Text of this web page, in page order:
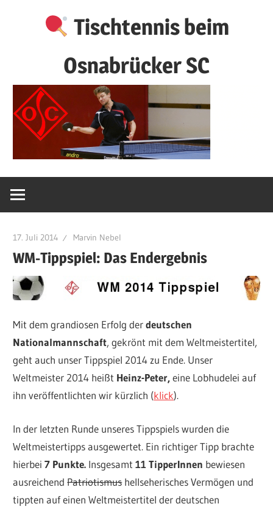
Tischtennis beim
Osnabrücker SC
17. Juli 2014 Marvin Nebel
WM-Tippspiel: Das Endergebnis
Mit dem grandiosen Erfolg derdeutschen
Nationalmannschaft, gekrönt mit dem Weltmeistertitel,
geht auch unser Tippspiel 2014 zu Ende. Unser
Weltmeister 2014 heißt Heinz-Peter,eine Lobhudelei auf
ihn veröffentlichten wir kürzlich (klick).
In der letzten Runde unseres Tippspiels wurden die
Weltmeistertipps ausgewertet. Ein richtiger Tipp brachte
hierbei7 Punkte. Insgesamt11 TipperInnen bewiesen
ausreichendPatriotismushellseherisches Vermögen und
tippten auf einen Weltmeistertitel der deutschen